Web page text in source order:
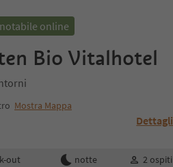
online
Bio Vitalhotel
Mostra Mappa
Dettagli
out notte 2 ospiti